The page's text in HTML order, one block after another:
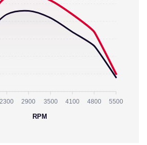
2300 2900 3500 4100 4800 5500
RPM